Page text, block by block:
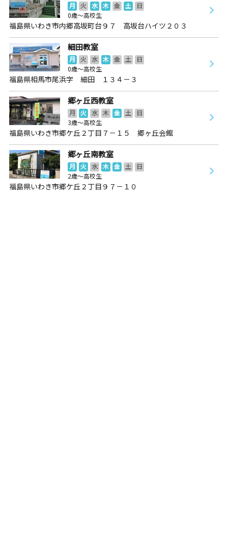
月 火 水 木 金 土
日
0歳～高校生
福島県いわき市内郷高坂町台９７ 高坂台ハイツ２０３
細田教室
月 火 水 木 金 土
日
0歳～高校生
福島県相馬市尾浜字 細田 １３４－３
郷ヶ丘西教室
月 火 水 木 金 土
日
3歳～高校生
福島県いわき市郷ケ丘２丁目７－１５ 郷ヶ丘会館
郷ヶ丘南教室
月 火 水 木 金 土
日
2歳～高校生
福島県いわき市郷ケ丘２丁目９７－１０